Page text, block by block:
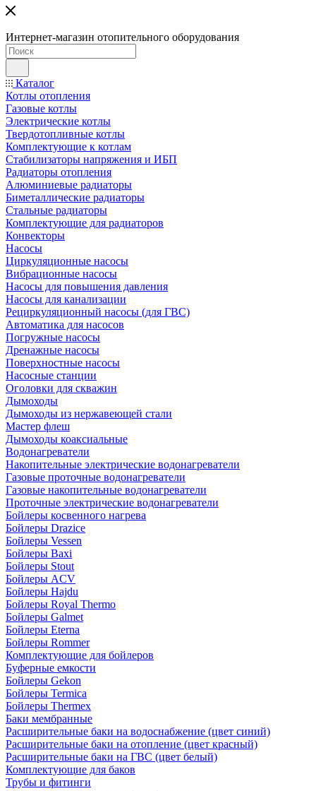
Интернет-магазин отопительного оборудования
Каталог
Котлы отопления
Газовые котлы
Электрические котлы
Твердотопливные котлы
Комплектующие к котлам
Стабилизаторы напряжения и ИБП
Радиаторы отопления
Алюминиевые радиаторы
Биметаллические радиаторы
Стальные радиаторы
Комплектующие для радиаторов
Конвекторы
Насосы
Циркуляционные насосы
Вибрационные насосы
Насосы для повышения давления
Насосы для канализации
Рециркуляционный насосы (для ГВС)
Автоматика для насосов
Погружные насосы
Дренажные насосы
Поверхностные насосы
Насосные станции
Оголовки для скважин
Дымоходы
Дымоходы из нержавеющей стали
Мастер флеш
Дымоходы коаксиальные
Водонагреватели
Накопительные электрические водонагреватели
Газовые проточные водонагреватели
Газовые накопительные водонагреватели
Проточные электрические водонагреватели
Бойлеры косвенного нагрева
Бойлеры Drazice
Бойлеры Vessen
Бойлеры Baxi
Бойлеры Stout
Бойлеры ACV
Бойлеры Hajdu
Бойлеры Royal Thermo
Бойлеры Galmet
Бойлеры Eterna
Бойлеры Rommer
Комплектующие для бойлеров
Буферные емкости
Бойлеры Gekon
Бойлеры Termica
Бойлеры Thermex
Баки мембранные
Расширительные баки на водоснабжение (цвет синий)
Расширительные баки на отопление (цвет красный)
Расширительные баки на ГВС (цвет белый)
Комплектующие для баков
Трубы и фитинги